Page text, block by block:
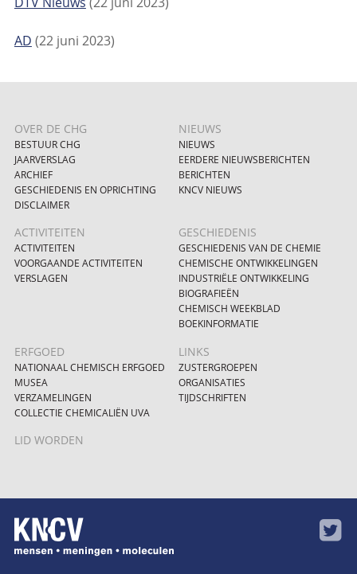
AD (22 juni 2023)
OVER DE CHG
BESTUUR CHG
JAARVERSLAG
ARCHIEF
GESCHIEDENIS EN OPRICHTING
DISCLAIMER
NIEUWS
NIEUWS
EERDERE NIEUWSBERICHTEN
BERICHTEN
KNCV NIEUWS
ACTIVITEITEN
ACTIVITEITEN
VOORGAANDE ACTIVITEITEN
VERSLAGEN
GESCHIEDENIS
GESCHIEDENIS VAN DE CHEMIE
CHEMISCHE ONTWIKKELINGEN
INDUSTRIËLE ONTWIKKELING
BIOGRAFIEËN
CHEMISCH WEEKBLAD
BOEKINFORMATIE
ERFGOED
NATIONAAL CHEMISCH ERFGOED
MUSEA
VERZAMELINGEN
COLLECTIE CHEMICALIËN UVA
LINKS
ZUSTERGROEPEN
ORGANISATIES
TIJDSCHRIFTEN
LID WORDEN